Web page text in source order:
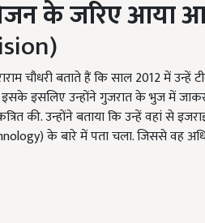
के जरिए आया
चौधरी बताते हैं कि साल 2012में उन्हें
इसके इसलिए उन्होंने गुजरात के भुज में
की. उन्होंने बताया कि उन्हें वहां से
के बारे में पता चला. जिससे वह